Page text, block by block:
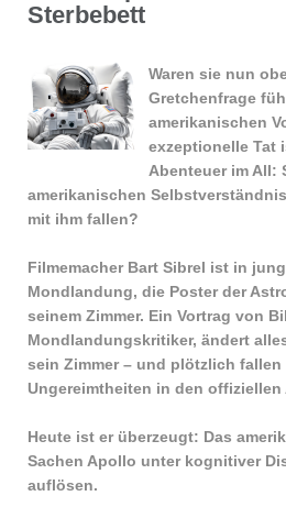
Sterbebett
Waren sie nun
Gretchenfrage
amerikanischen
exzeptionelle Tat
Abenteuer im All:
amerikanischen
mit ihm fallen?
Filmemacher Bart Sibrel ist in
Mondlandung, die Poster der
seinem Zimmer. Ein Vortrag von
Mondlandungskritiker, ändert
sein Zimmer – und plötzlich fallen
Ungereimtheiten in den
Heute ist er überzeugt: Das
Sachen Apollo unter kognitiver
auflösen.